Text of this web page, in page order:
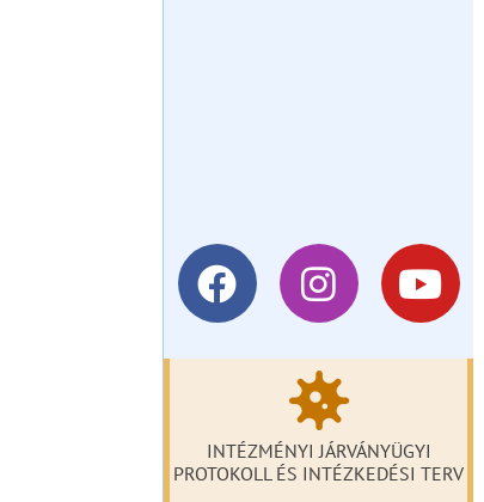
INTÉZMÉNYI JÁRVÁNYÜGYI
PROTOKOLL ÉS INTÉZKEDÉSI TERV